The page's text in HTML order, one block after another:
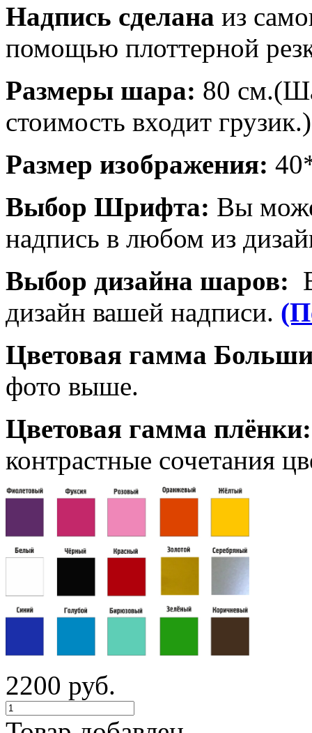
Надпись сделана из
помощью плоттерной
Размеры шара: 80
стоимость входит грузик.)
Размер изображения:
Выбор Шрифта: Вы
надпись в любом из
Выбор дизайна шаров:
дизайн вашей надписи.
Цветовая гамма
фото выше.
Цветовая гамма
контрастные сочетания
2200 руб.